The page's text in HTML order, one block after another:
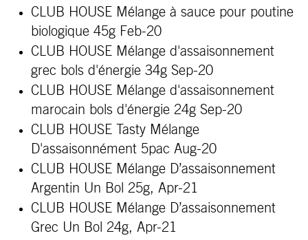
CLUB HOUSE Mélange à sauce pour poutine
biologique 45g Feb-20
CLUB HOUSE Mélange d'assaisonnement
grec bols d'énergie 34g Sep-20
CLUB HOUSE Mélange d'assaisonnement
marocain bols d'énergie 24g Sep-20
CLUB HOUSE Tasty Mélange
D'assaisonnément 5pac Aug-20
CLUB HOUSE Mélange D’assaisonnement
Argentin Un Bol 25g, Apr-21
CLUB HOUSE Mélange D’assaisonnement
Grec Un Bol 24g, Apr-21